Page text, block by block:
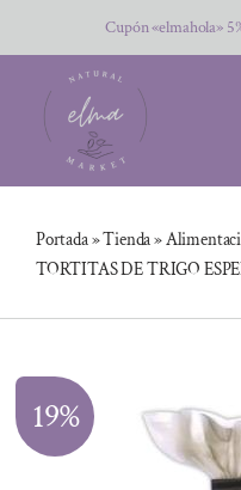
al
contenido
Cupón «elmahola»
Portada»Tienda»
TORTITAS DE TRIGO
19%